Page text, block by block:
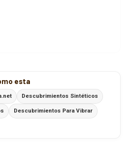
esta
Descubrimientos Sintéticos
Descubrimientos Para Vibrar